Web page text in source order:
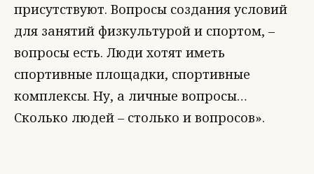
присутствуют. Вопросы создания условий
для занятий физкультурой и спортом, –
вопросы есть. Люди хотят иметь
спортивные площадки, спортивные
комплексы. Ну, а личные вопросы…
Сколько людей – столько и вопросов».